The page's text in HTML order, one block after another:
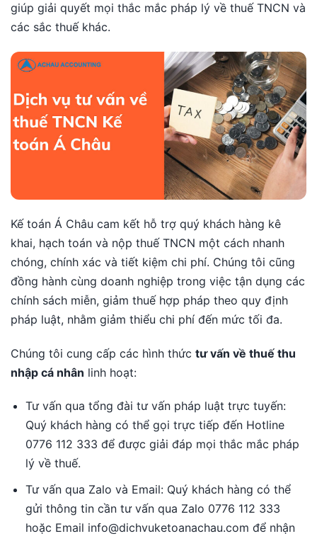
giúp giải quyết mọi thắc mắc pháp lý về thuế TNCN và
các sắc thuế khác.
Kế toán Á Châu cam kết hỗ trợ quý khách hàng kê
khai, hạch toán và nộp thuế TNCN một cách nhanh
chóng, chính xác và tiết kiệm chi phí. Chúng tôi cũng
đồng hành cùng doanh nghiệp trong việc tận dụng các
chính sách miễn, giảm thuế hợp pháp theo quy định
pháp luật, nhằm giảm thiểu chi phí đến mức tối đa.
Chúng tôi cung cấp các hình thức tư vấn về thuế thu
nhập cá nhân linh hoạt:
Tư vấn qua tổng đài tư vấn pháp luật trực tuyến:
Quý khách hàng có thể gọi trực tiếp đến Hotline
0776 112 333 để được giải đáp mọi thắc mắc pháp
lý về thuế.
Tư vấn qua Zalo và Email: Quý khách hàng có thể
gửi thông tin cần tư vấn qua Zalo 0776 112 333
hoặc Email info@dichvuketoanachau.com để nhận